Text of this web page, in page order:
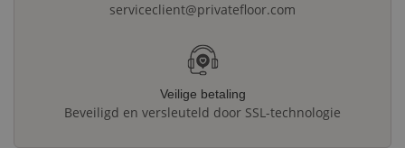
serviceclient@privatefloor.com
Veilige betaling
Beveiligd en versleuteld door SSL-technologie